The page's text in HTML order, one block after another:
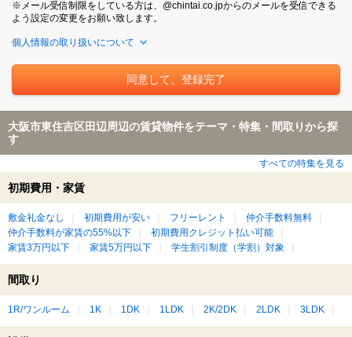
※メール受信制限をしている方は、@chintai.co.jpからのメールを受信できる
よう設定の変更をお願い致します。
個人情報の取り扱いについて
大阪市東住吉区田辺周辺の賃貸物件をテーマ・特集・間取りから探
す
すべての特集を見る
初期費用・家賃
敷金礼金なし 初期費用が安い フリーレント
仲介手数料無料
仲介手数料が家賃の55%以下
初期費用クレジット払い可能
家賃3万円以下
家賃5万円以下 学生割引制度（学割）対象
間取り
1R/ワンルーム 1K 1DK 1LDK 2K/2DK 2LDK 3LDK